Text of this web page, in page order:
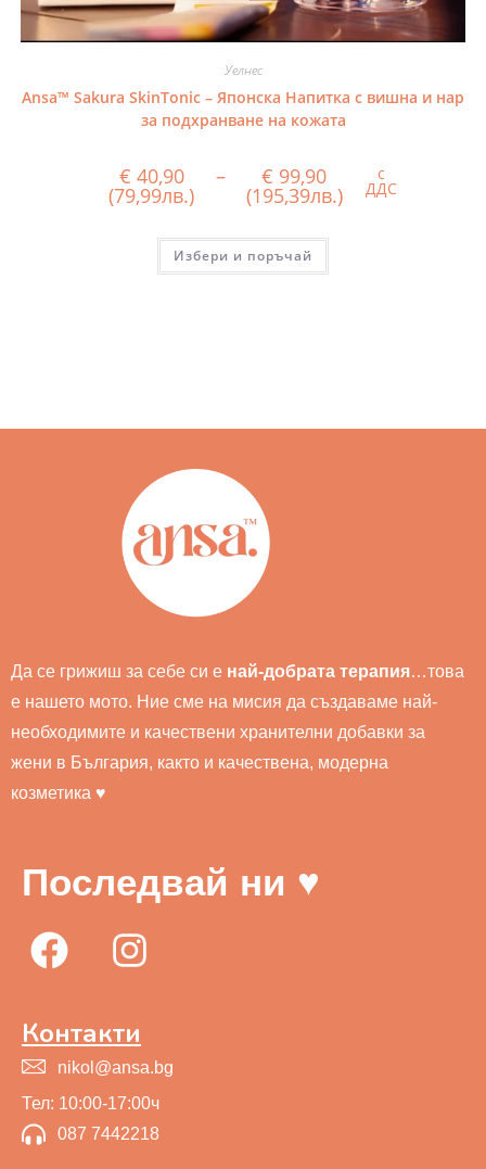
Уелнес
Аnsa™ Sakura SkinTonic – Японска Напитка с вишна и нар
за подхранване на кожата
€ 40,90
(79,99лв.)
– € 99,90
(195,39лв.)
с
ДДС
Избери и поръчай
Да се грижиш за себе си е най-добрата терапия…това
е нашето мото. Ние сме на мисия да създаваме най-
необходимите и качествени хранителни добавки за
жени в България, както и качествена, модерна
козметика ♥
Последвай ни ♥
Контакти
nikol@ansa.bg
Тел: 10:00-17:00ч
087 7442218